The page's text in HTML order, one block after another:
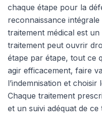
chaque étape pour la
reconnaissance
traitement médical est
traitement peut ouvrir
étape par étape, tout ce
agir efficacement, faire
l’indemnisation et
Chaque traitement
et un suivi adéquat de